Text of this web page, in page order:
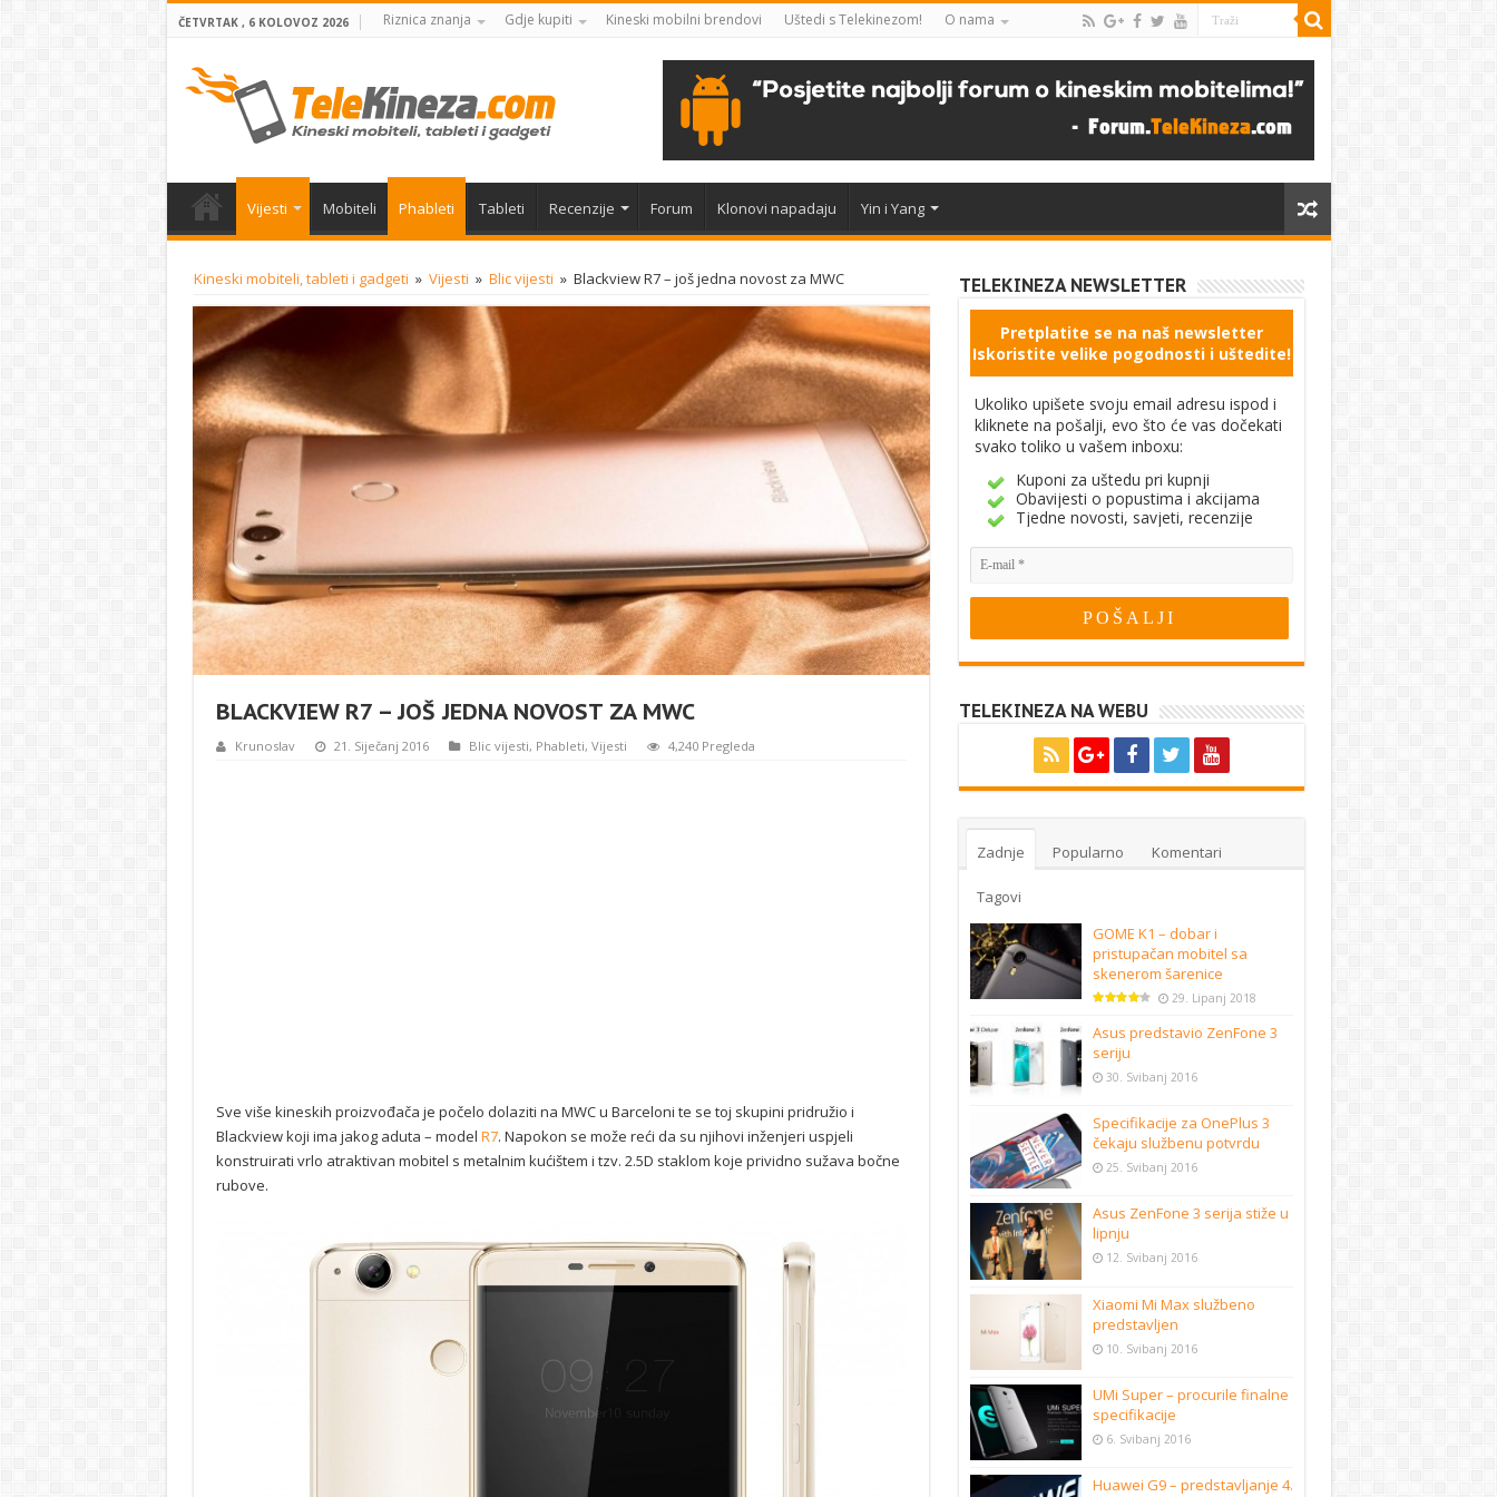
ČETVRTAK , 6 KOLOVOZ 2026 Riznica znanja Gdje kupiti Kineski mobilni brendovi Uštedi s Telekinezom! O nama
Vijesti Mobiteli Phableti Tableti Recenzije Forum Klonovi napadaju Yin i Yang
Kineski mobiteli, tableti i gadgeti » Vijesti » Blic vijesti » Blackview R7 – još jedna novost za MWC
BLACKVIEW R7 – JOŠ JEDNA NOVOST ZA MWC
Krunoslav 21. Siječanj 2016 Blic vijesti, Phableti, Vijesti 4,240 Pregleda
Sve više kineskih proizvođača je počelo dolaziti na MWC u Barceloni te se toj skupini pridružio i
Blackview koji ima jakog aduta – model R7. Napokon se može reći da su njihovi inženjeri uspjeli
konstruirati vrlo atraktivan mobitel s metalnim kućištem i tzv. 2.5D staklom koje prividno sužava bočne
rubove.
TELEKINEZA NEWSLETTER
Pretplatite se na naš newsletter
Iskoristite velike pogodnosti i uštedite!
Ukoliko upišete svoju email adresu ispod i
kliknete na pošalji, evo što će vas dočekati
svako toliko u vašem inboxu:
Kuponi za uštedu pri kupnji
Obavijesti o popustima i akcijama
Tjedne novosti, savjeti, recenzije
TELEKINEZA NA WEBU
Zadnje Popularno Komentari
Tagovi
GOME K1 – dobar i
pristupačan mobitel sa
skenerom šarenice
29. Lipanj 2018
Asus predstavio ZenFone 3
seriju
30. Svibanj 2016
Specifikacije za OnePlus 3
čekaju službenu potvrdu
25. Svibanj 2016
Asus ZenFone 3 serija stiže u
lipnju
12. Svibanj 2016
Xiaomi Mi Max službeno
predstavljen
10. Svibanj 2016
UMi Super – procurile finalne
specifikacije
6. Svibanj 2016
Huawei G9 – predstavljanje 4.